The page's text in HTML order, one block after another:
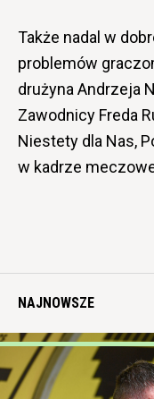
Także nadal w
problemów
drużyna Andrzeja
Zawodnicy Freda
Niestety dla Nas,
w kadrze
NAJNOWSZE